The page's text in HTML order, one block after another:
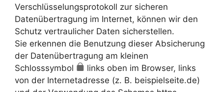
Verschlüsselungsprotokoll zur sicheren
Datenübertragung im Internet, können wir den
Schutz vertraulicher Daten sicherstellen.
Sie erkennen die Benutzung dieser Absicherung
der Datenübertragung am kleinen
Schlosssymbol
links oben im Browser, links
von der Internetadresse (z. B. beispielseite.de)